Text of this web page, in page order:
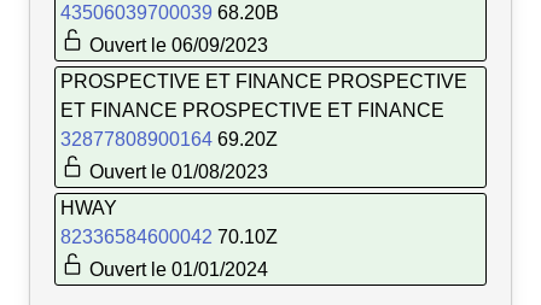
43506039700039 68.20B
Ouvert le 06/09/2023
PROSPECTIVE ET FINANCE PROSPECTIVE
ET FINANCE PROSPECTIVE ET FINANCE
32877808900164 69.20Z
Ouvert le 01/08/2023
HWAY
82336584600042 70.10Z
Ouvert le 01/01/2024